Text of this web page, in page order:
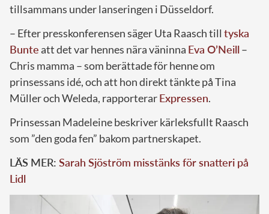
tillsammans under lanseringen i Düsseldorf.
– Efter presskonferensen säger Uta Raasch till tyska
Bunte att det var hennes nära väninna Eva O’Neill–
Chris mamma – som berättade för henne om
prinsessans idé, och att hon direkt tänkte på Tina
Müller och Weleda, rapporterarExpressen.
Prinsessan Madeleine beskriver kärleksfullt Raasch
som ”den goda fen” bakom partnerskapet.
LÄS MER: Sarah Sjöström misstänks för snatteri på
Lidl